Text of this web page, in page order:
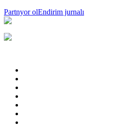
Partnyor olEndirim jurnalı